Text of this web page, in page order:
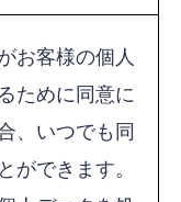
お客様の個人
ために同意に
、いつでも同
ができます。